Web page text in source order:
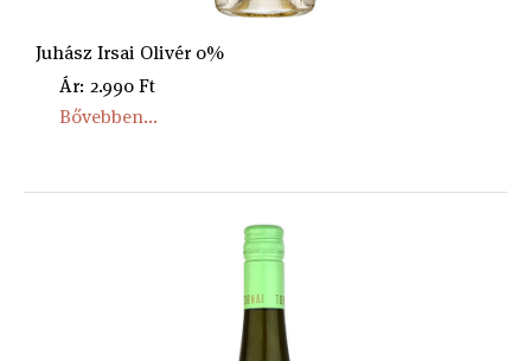
Juhász Irsai Olivér 0%
Ár: 2.990 Ft
Bővebben...